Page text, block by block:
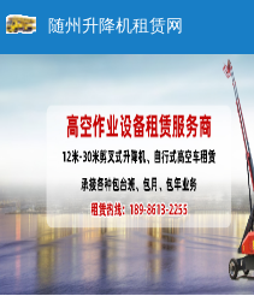
随州升降机租赁网